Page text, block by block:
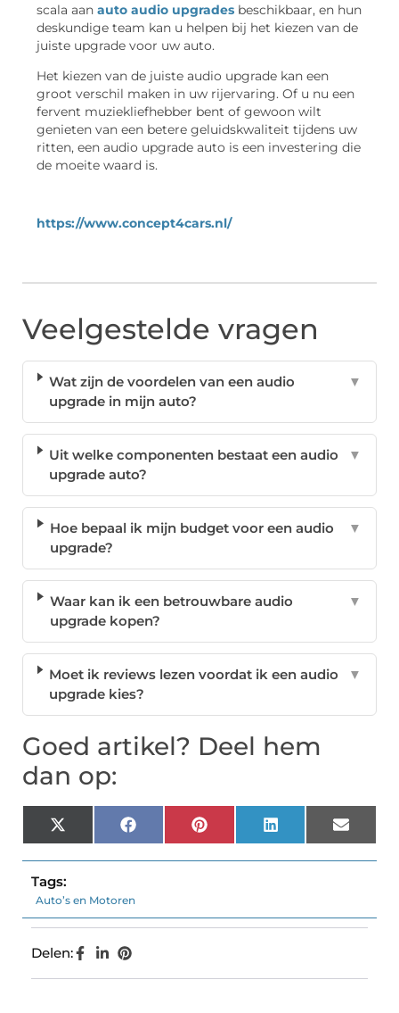
scala aan auto audio upgrades beschikbaar, en hun
deskundige team kan u helpen bij het kiezen van de
juiste upgrade voor uw auto.
Het kiezen van de juiste audio upgrade kan een
groot verschil maken in uw rijervaring. Of u nu een
fervent muziekliefhebber bent of gewoon wilt
genieten van een betere geluidskwaliteit tijdens uw
ritten, een audio upgrade auto is een investering die
de moeite waard is.
https://www.concept4cars.nl/
Veelgestelde vragen
Wat zijn de voordelen van een audio
upgrade in mijn auto?
▼
Uit welke componenten bestaat een audio
upgrade auto?
▼
Hoe bepaal ik mijn budget voor een audio
upgrade?
▼
Waar kan ik een betrouwbare audio
upgrade kopen?
▼
Moet ik reviews lezen voordat ik een audio
upgrade kies?
▼
Goed artikel? Deel hem
dan op:
X
(Twitter)
FacebookPinterest LinkedIn Email
Tags:
Auto’s en Motoren
Delen: